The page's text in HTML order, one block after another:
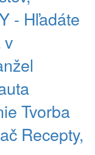
- Hľadáte
v
Tvorba
Recepty,